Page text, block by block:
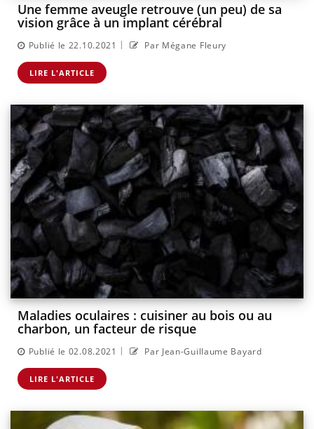
Une femme aveugle retrouve (un peu) de sa
vision grâce à un implant cérébral
Publié le 22.10.2021 | Par Mégane Fleury
LIRE L'ARTICLE
Maladies oculaires : cuisiner au bois ou au
charbon, un facteur de risque
Publié le 02.08.2021 | Par Jean-Guillaume Bayard
LIRE L'ARTICLE